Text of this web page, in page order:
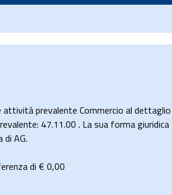
prevalente Commercio al dettaglio
47.11.00 . La sua forma giuridica
di AG.
di € 0,00